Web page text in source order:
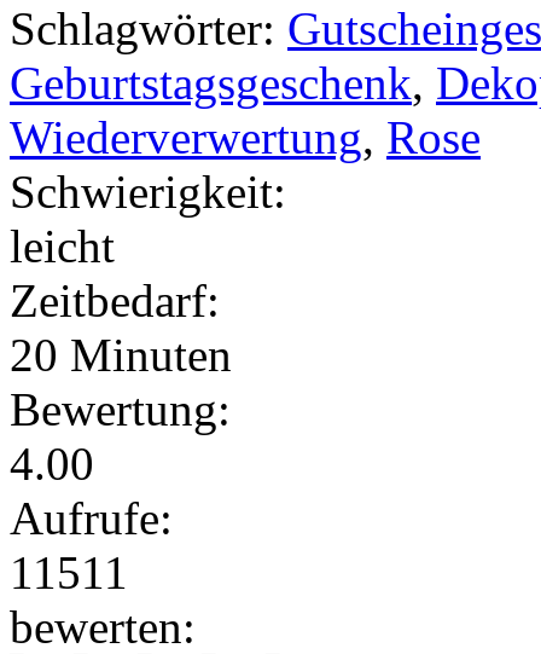
Schlagwörter:
Geburtstagsgeschenk,
Wiederverwertung, Rose
Schwierigkeit:
leicht
Zeitbedarf:
20 Minuten
Bewertung:
4.00
Aufrufe:
11511
bewerten: